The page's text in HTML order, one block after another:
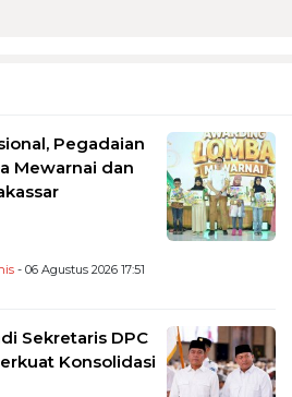
Pegadaian
Mewarnai dan
- 06 Agustus 2026 17:51
Sekretaris DPC
Konsolidasi